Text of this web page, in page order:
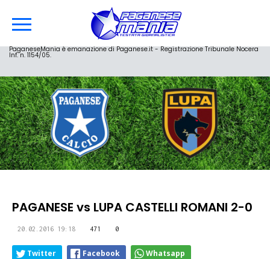
PaganeseMania è emanazione di Paganese.it - Registrazione Tribunale Nocera
Inf. n. 1154/05.
PAGANESE vs LUPA CASTELLI ROMANI 2-0
20.02.2016 19:18 471 0
Twitter Facebook Whatsapp